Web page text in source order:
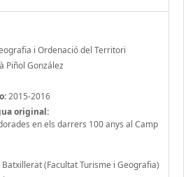
i Ordenació del Territori
Piñol González
2015-2016
original:
en els darrers 100 anys al Camp
Batxillerat (Facultat Turisme i Geografia)